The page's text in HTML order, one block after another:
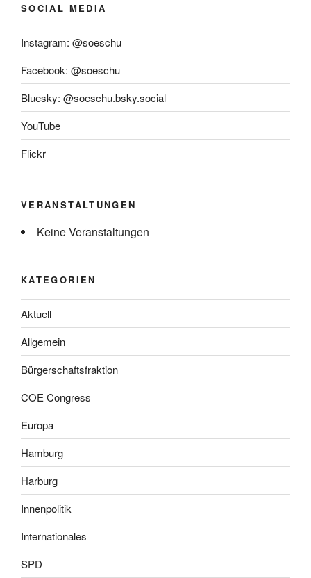
SOCIAL MEDIA
Instagram: @soeschu
Facebook: @soeschu
Bluesky: @soeschu.bsky.social
YouTube
Flickr
VERANSTALTUNGEN
Keine Veranstaltungen
KATEGORIEN
Aktuell
Allgemein
Bürgerschaftsfraktion
COE Congress
Europa
Hamburg
Harburg
Innenpolitik
Internationales
SPD